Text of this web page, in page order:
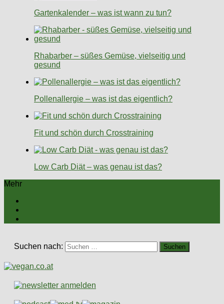
Gartenkalender – was ist wann zu tun?
Rhabarber – süßes Gemüse, vielseitig und
gesund
Pollenallergie – was ist das eigentlich?
Fit und schön durch Crosstraining
Low Carb Diät – was genau ist das?
Mehr
Suchen nach: